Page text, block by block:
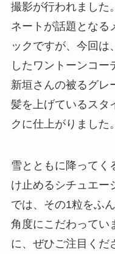
撮影が行われました
ネートが話題となる
ックですが、今回は
したワントーンコー
新垣さんの被るグレ
髪を上げているスタ
クに仕上がりました。
雪とともに降ってく
け止めるシチュエー
では、その1粒をふ
角度にこだわってい
に、ぜひご注目くだ